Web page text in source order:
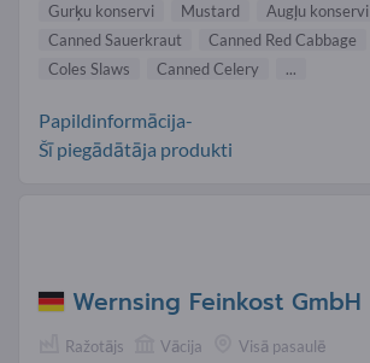
Gurķu konservi
Mustard
Augļu konservi
Canned Sauerkraut
Canned Red Cabbage
Coles Slaws
Canned Celery ...
Papildinformācija-
Šī piegādātāja produkti
Wernsing Feinkost GmbH
Ražotājs Vācija Visā pasaulē